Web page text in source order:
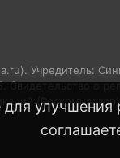
улучшения
Учредитель:
о